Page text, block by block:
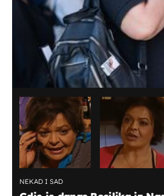
NEKAD I SAD